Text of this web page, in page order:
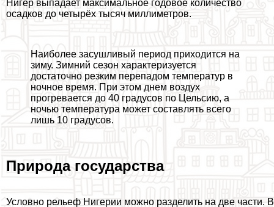
Нигер выпадает максимальное годовое количество
осадков до четырёх тысяч миллиметров.
Наиболее засушливый период приходится на
зиму. Зимний сезон хаpaктеризуется
достаточно резким перепадом температур в
ночное время. При этом днем воздух
прогревается до 40 градусов по Цельсию, а
ночью температура может составлять всего
лишь 10 градусов.
Природа государства
Условно рельеф Нигерии можно разделить на две части. В